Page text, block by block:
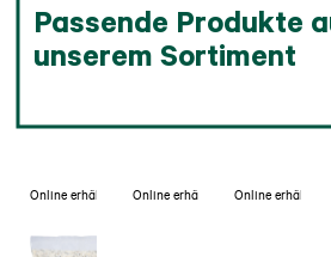
Passende Produkte
unserem Sortiment
Online erhältlich Online erhältlich Online erhältlich